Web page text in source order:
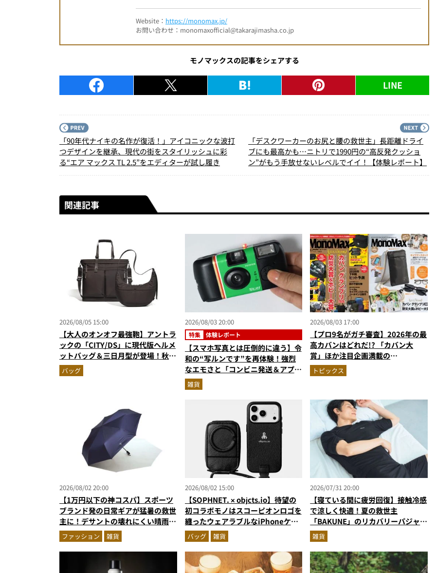
Website： https://monomax.jp/
お問い合わせ：monomaxofficial@takarajimasha.co.jp
モノマックスの記事をシェアする
LINE
「90年代ナイキの名作が復活！」アイコニックな波打
つデザインを継承、現代の街をスタイリッシュに彩
る“エア マックス TL 2.5”をエディターが試し履き
「デスクワーカーのお尻と腰の救世主」長距離ドライ
ブにも最高かも…ニトリで1990円の“高反発クッショ
ン”がもう手放せないレベルでイイ！【体験レポート】
関連記事
2026/08/05 15:00
【大人のオンオフ最強鞄】アントラ
ックの「CITY/DS」に現代版ヘルメ
ットバッグ＆三日月型が登場！秋服
に絶対合う新色モールブラウンが傑
作
バッグ
2026/08/03 20:00
特集 体験レポート
【スマホ写真とは圧倒的に違う】令
和の“写ルンです”を再体験！強烈
なエモさと「コンビニ発送＆アプリ
受け取り」が唯一無二で楽しすぎた
雑貨
2026/08/03 17:00
【プロ9名がガチ審査】2026年の最
高カバンはどれだ!? 「カバン大
賞」ほか注目企画満載の
MonoMax9月号＆増刊の表紙を速
報
トピックス
2026/08/02 20:00
【1万円以下の神コスパ】スポーツ
ブランド発の日常ギアが猛暑の救世
主に！デサントの壊れにくい晴雨兼
用傘ほかを徹底解説
ファッション 雑貨
2026/08/02 15:00
【SOPHNET. × objcts.io】待望の
初コラボモノはスコーピオンロゴを
纏ったウェアラブルなiPhoneケー
ス！
バッグ 雑貨
2026/07/31 20:00
【寝ている間に疲労回復】接触冷感
で涼しく快適！夏の救世主
「BAKUNE」のリカバリーパジャマ
が優秀すぎる
雑貨